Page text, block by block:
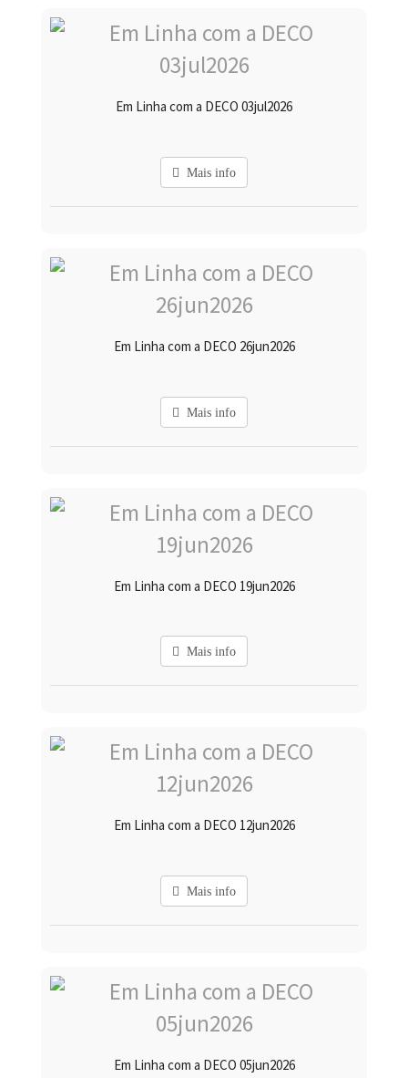
Em Linha com a DECO 03jul2026
Mais info
Em Linha com a DECO 26jun2026
Mais info
Em Linha com a DECO 19jun2026
Mais info
Em Linha com a DECO 12jun2026
Mais info
Em Linha com a DECO 05jun2026